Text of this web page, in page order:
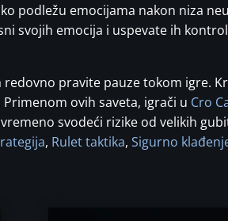
podležu emocijama nakon niza
svojih emocija i uspevate ih
pravite pauze tokom igre.
ovih saveta, igrači u Cro
svodeći rizike od velikih
, Rulet taktika, Sigurno